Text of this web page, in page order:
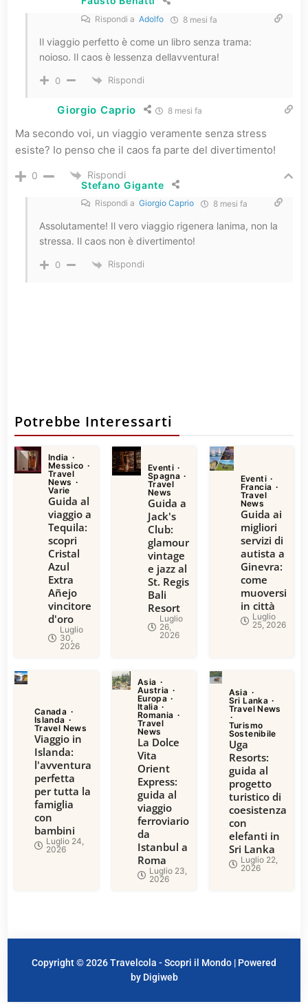
Rispondi aAdolfo 8 mesi fa
Il viaggio perfetto è come un libro senza trama:
noioso. Il caos è lessenza dellavventura!
0 Rispondi
Giorgio Caprio 8 mesi fa
Ma secondo voi, un viaggio veramente senza stress
esiste? Io penso che il caos fa parte del divertimento!
0
Rispondi
Stefano Gigante
Rispondi aGiorgio Caprio 8 mesi fa
Assolutamente! Il vero viaggio rigenera lanima, non la
stressa. Il caos non è divertimento!
0 Rispondi
Potrebbe Interessarti
India
Messico
Travel
News
Varie
Guida al
viaggio a
Tequila:
scopri
Cristal
Azul
Extra
Añejo
vincitore
d'oro
Luglio
30,
2026
Eventi
Spagna
Travel
News
Guida a
Jack's
Club:
glamour
vintage
e jazz al
St. Regis
Bali
Resort
Luglio
26,
2026
Eventi
Francia
Travel
News
Guida ai
migliori
servizi di
autista a
Ginevra:
come
muoversi
in città
Luglio
25, 2026
Canada
Islanda
Travel News
Viaggio in
Islanda:
l'avventura
perfetta
per tutta la
famiglia
con
bambini
Luglio 24,
2026
Asia
Austria
Europa
Italia
Romania
Travel
News
La Dolce
Vita
Orient
Express:
guida al
viaggio
ferroviario
da
Istanbul a
Roma
Luglio 23,
2026
Asia
Sri Lanka
Travel News
Turismo
Sostenibile
Uga
Resorts:
guida al
progetto
turistico di
coesistenza
con
elefanti in
Sri Lanka
Luglio 22,
2026
Copyright © 2026 Travelcola - Scopri il Mondo | Powered
by Digiweb